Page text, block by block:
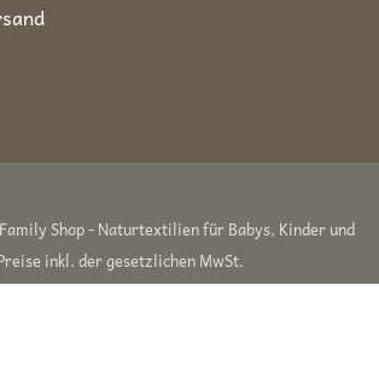
Shop - Naturtextilien für Babys, Kinder und
inkl. der gesetzlichen MwSt.